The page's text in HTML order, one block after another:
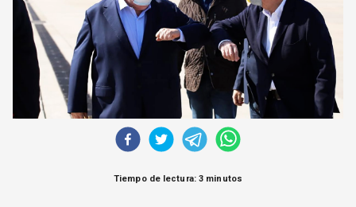
OPINIÓN
ALTAMIRA RESPONDE
Política Obrera Revista
CONTACTO
Tiempo de lectura: 3 minutos